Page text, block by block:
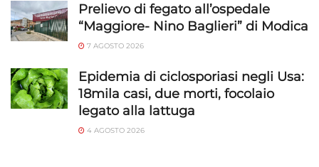
Prelievo di fegato all’ospedale
“Maggiore- Nino Baglieri” di Modica
7 AGOSTO 2026
Epidemia di ciclosporiasi negli Usa:
18mila casi, due morti, focolaio
legato alla lattuga
4 AGOSTO 2026